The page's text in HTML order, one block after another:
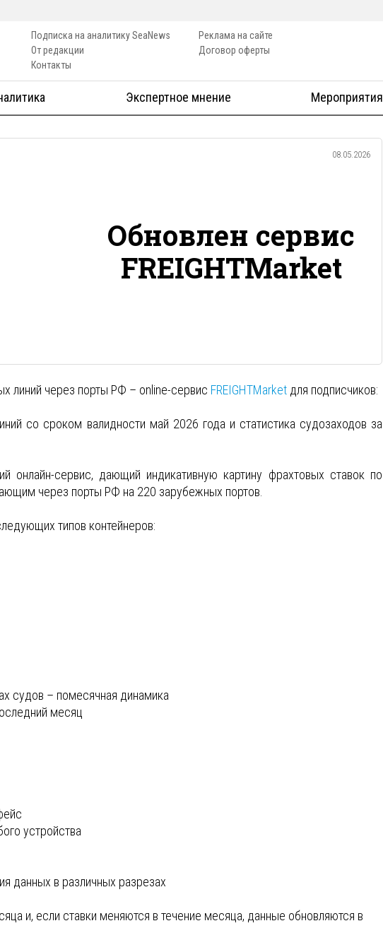
Подписка на аналитику SeaNews
От редакции
Контакты
Реклама на сайте
Договор оферты
Экспертное мнение Мероприятия
08.05.2026
Обновлен сервис
FREIGHTMarket
линий через порты РФ – online-сервис FREIGHTMarket для подписчиков:
со сроком валидности май 2026 года и статистика судозаходов за
онлайн-сервис, дающий индикативную картину фрахтовых ставок по
через порты РФ на 220 зарубежных портов.
типов контейнеров:
судов – помесячная динамика
месяц
устройства
данных в различных разрезах
и, если ставки меняются в течение месяца, данные обновляются в